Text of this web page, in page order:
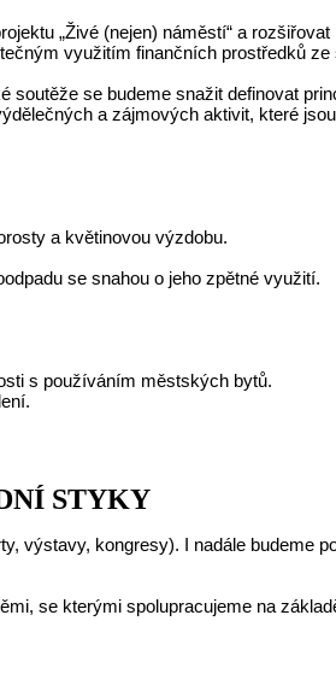
„Živé (nejen) náměstí“ a
využitím finančních prostředků ze
soutěže se budeme snažit definovat
a zájmových aktivit, které
a květinovou výzdobu.
se snahou o jeho zpětné využití.
s používáním městských bytů.
STYKY
kongresy). I nadále budeme
se kterými spolupracujeme na